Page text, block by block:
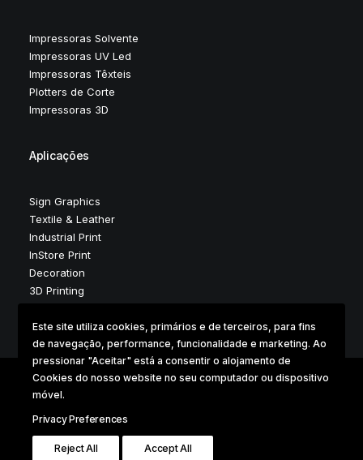
Impressoras Solvente
Impressoras UV Led
Impressoras Têxteis
Plotters de Corte
Impressoras 3D
Aplicações
Sign Graphics
Textile & Leather
Industrial Print
InStore Print
Decoration
3D Printing
Copyright © 2025 . Digidelta Digital Dimension . Design &
Development by Digidelta Marketing Team
Este site utiliza cookies, primários e de terceiros, para fins
de navegação, performance, funcionalidade e marketing. Ao
pressionar "Aceitar" está a consentir o alojamento de
Cookies do nosso website no seu computador ou dispositivo
móvel.
Privacy Preferences
Reject All Accept All